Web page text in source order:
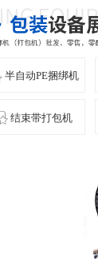
半自动PE捆绑机
结束带打包机